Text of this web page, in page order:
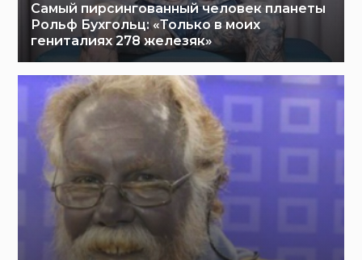
Самый пирсингованный человек планеты
Рольф Бухгольц: «Только в моих
гениталиях 278 железяк»